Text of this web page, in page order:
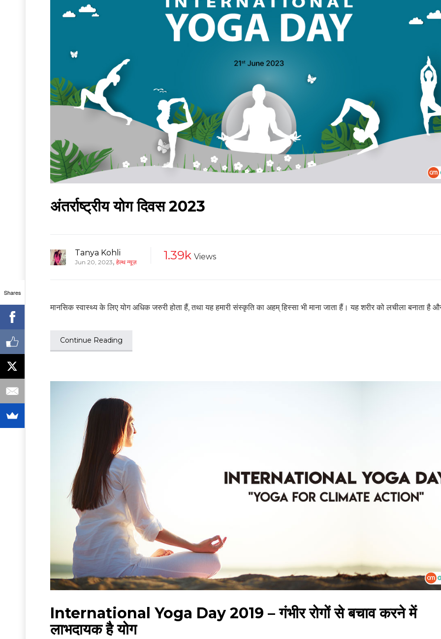
अंतर्राष्ट्रीय योग दिवस 2023
Tanya Kohli
Jun 20, 2023, हेल्थ न्यूज़ 1.39k Views
मानसिक स्वास्थ्य के लिए योग अधिक जरुरी होता हैं, तथा यह हमारी संस्कृति का अहम् हिस्सा भी माना जाता हैं। यह शरीर को लचीला बनाता है
Continue Reading
International Yoga Day 2019 – गंभीर रोगों से बचाव करने में
लाभदायक है योग
Shares
हेल्थकेयर कम्युनिटी को